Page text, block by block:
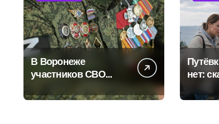
В Воронеже
участников СВО
удержаться удаётся
нет: